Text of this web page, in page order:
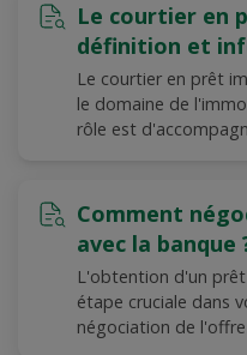
Le courtier en
définition et
Le courtier en prêt
le domaine de
rôle est
Comment
avec la banque
L'obtention d'un
étape cruciale dans
négociation de